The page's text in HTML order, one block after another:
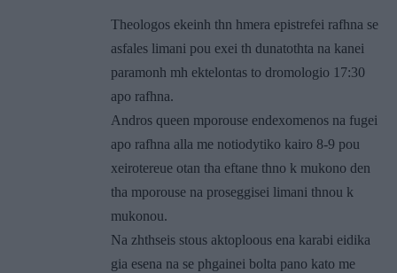
Theologos ekeinh thn hmera epistrefei rafhna se
asfales limani pou exei th dunatothta na kanei
paramonh mh ektelontas to dromologio 17:30
apo rafhna.
Andros queen mporouse endexomenos na fugei
apo rafhna alla me notiodytiko kairo 8-9 pou
xeirotereue otan tha eftane thno k mukono den
tha mporouse na proseggisei limani thnou k
mukonou.
Na zhthseis stous aktoploous ena karabi eidika
gia esena na se phgainei bolta pano kato me